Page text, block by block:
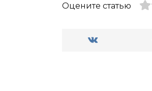
Оцените статью